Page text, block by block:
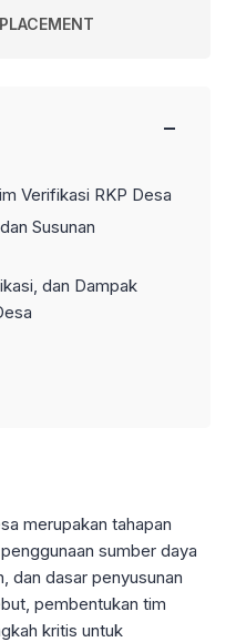
−
Verifikasi RKP Desa
Susunan
dan Dampak
merupakan tahapan
sumber daya
dan dasar penyusunan
pembentukan tim
kritis untuk